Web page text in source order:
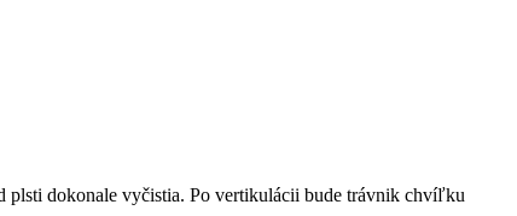
plsti dokonale vyčistia. Po vertikulácii bude trávnik chvíľku